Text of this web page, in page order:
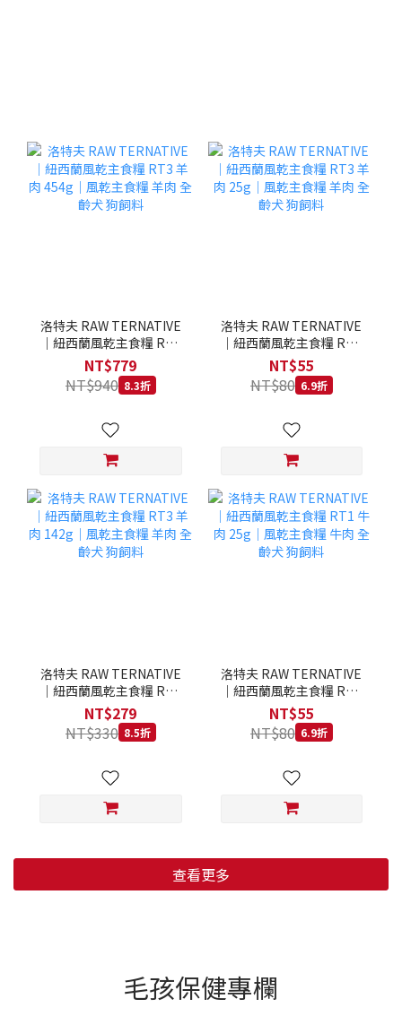
洛特夫 RAW TERNATIVE
｜紐西蘭風乾主食糧 RT3
羊肉 454g｜風乾主食糧 羊
肉 全齡犬 狗飼料
NT$779
NT$940 8.3折
洛特夫 RAW TERNATIVE
｜紐西蘭風乾主食糧 RT3
羊肉 25g｜風乾主食糧 羊
肉 全齡犬 狗飼料
NT$55
NT$80 6.9折
洛特夫 RAW TERNATIVE
｜紐西蘭風乾主食糧 RT3
羊肉 142g｜風乾主食糧 羊
肉 全齡犬 狗飼料
NT$279
NT$330 8.5折
洛特夫 RAW TERNATIVE
｜紐西蘭風乾主食糧 RT1
牛肉 25g｜風乾主食糧 牛
肉 全齡犬 狗飼料
NT$55
NT$80 6.9折
查看更多
毛孩保健專欄